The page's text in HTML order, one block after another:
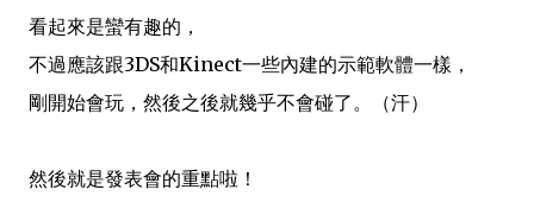
看起來是蠻有趣的，
不過應該跟3DS和Kinect一些內建的示範軟體一樣，
剛開始會玩，然後之後就幾乎不會碰了。（汗）
然後就是發表會的重點啦！